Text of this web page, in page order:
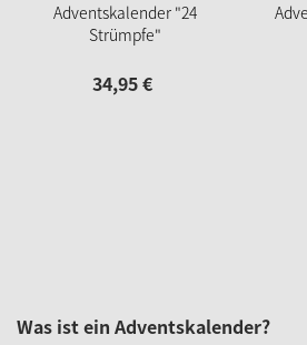
Adventskalender "24
Strümpfe"
34,95€
Was ist ein Adventskalender?